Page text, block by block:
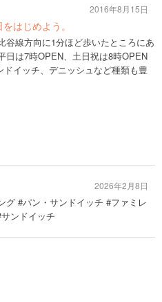
はじめよう。
谷線方向に1分ほど歩いたところにあ
日は7時OPEN、土日祝は8時OPEN
イッチ、デニッシュなど種類も豊
2016年8月15日
グ #パン・サンドイッチ #ファミレ
ンドイッチ
2026年2月8日